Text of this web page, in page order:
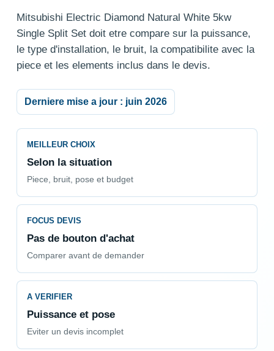
Mitsubishi Electric Diamond Natural White 5kw
Single Split Set doit etre compare sur la puissance,
le type d'installation, le bruit, la compatibilite avec la
piece et les elements inclus dans le devis.
Derniere mise a jour : juin 2026
MEILLEUR CHOIX
Selon la situation
Piece, bruit, pose et budget
FOCUS DEVIS
Pas de bouton d'achat
Comparer avant de demander
A VERIFIER
Puissance et pose
Eviter un devis incomplet